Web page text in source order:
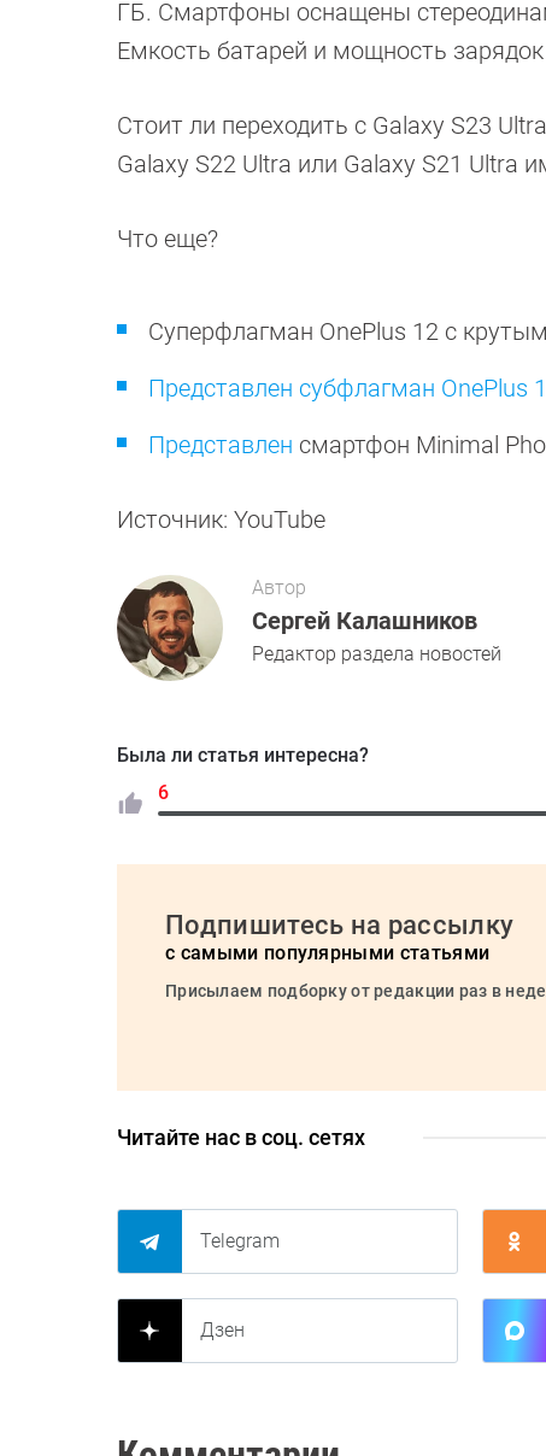
ГБ. Смартфоны оснащены
Емкость батарей и мощность
Стоит ли переходить с Galaxy S23
Galaxy S22 Ultra или Galaxy S21 Ultra
Что еще?
Суперфлагман OnePlus 12 с
Представлен субфлагман OnePlus
Представлен смартфон Minimal
Источник: YouTube
Автор
Сергей Калашников
Редактор раздела новостей
Была ли статья интересна?
6
Подпишитесь на рассылку
с самыми популярными статьями
Присылаем подборку от редакции раз в
Читайте нас в соц. сетях
Telegram
Дзен